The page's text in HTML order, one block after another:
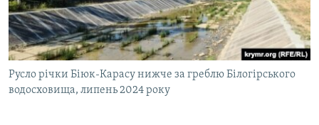
Русло річки Біюк-Карасу нижче за греблю Білогірського
водосховища, липень 2024 року